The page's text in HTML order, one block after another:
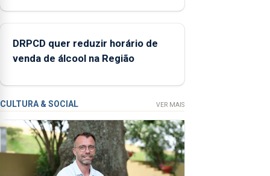
investimento
de 2,3
euros.
DRPCD quer reduzir horário de
venda de álcool na Região
CULTURA & SOCIAL VER MAIS